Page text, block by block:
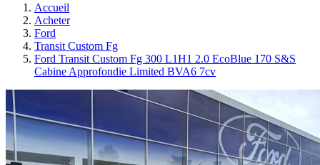
Accueil
Acheter
Ford
Transit Custom Fg
Ford Transit Custom Fg 300 L1H1 2.0 EcoBlue 170 S&S
Cabine Approfondie Limited BVA6 7cv